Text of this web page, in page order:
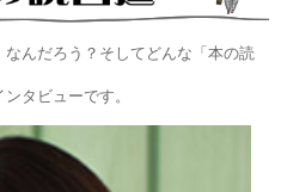
んだろう？そしてどんな「本の読
タビューです。